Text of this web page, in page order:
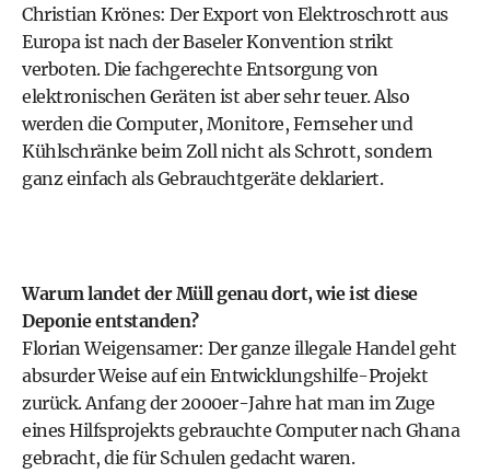
Christian Krönes: Der Export von Elektroschrott aus
Europa ist nach der Baseler Konvention strikt
verboten. Die fachgerechte Entsorgung von
elektronischen Geräten ist aber sehr teuer. Also
werden die Computer, Monitore, Fernseher und
Kühlschränke beim Zoll nicht als Schrott, sondern
ganz einfach als Gebrauchtgeräte deklariert.
Warum landet der Müll genau dort, wie ist diese
Deponie entstanden?
Florian Weigensamer: Der ganze illegale Handel geht
absurder Weise auf ein Entwicklungshilfe-Projekt
zurück. Anfang der 2000er-Jahre hat man im Zuge
eines Hilfsprojekts gebrauchte Computer nach Ghana
gebracht, die für Schulen gedacht waren.